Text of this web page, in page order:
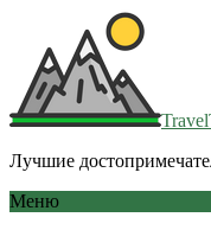
Лучшие
Меню